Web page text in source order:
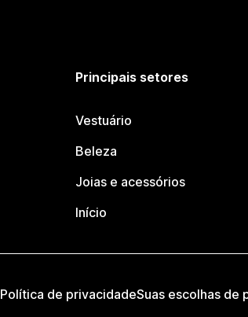
Principais setores
Vestuário
Beleza
Joias e acessórios
Início
Política de privacidadeSuas escolhas de